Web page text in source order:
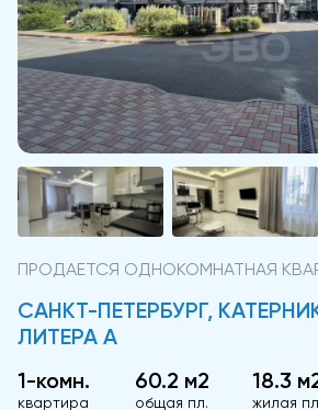
ПРОДАЕТСЯ ОДНОКОМНАТНАЯ
САНКТ-ПЕТЕРБУРГ,
ЛИТЕРА А
1-комн.
квартира
60.2 м2
общая пл.
18.3
жилая